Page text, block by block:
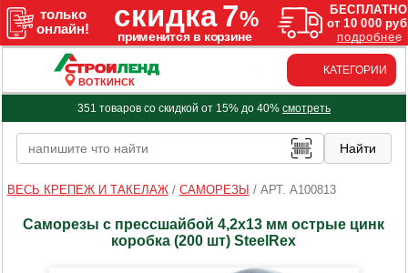
ВОТКИНСК
КАТЕГОРИИ
351 товаров со скидкой от 15% до 40% смотреть
ВЕСЬ КРЕПЕЖ И ТАКЕЛАЖ/ САМОРЕЗЫ / АРТ. A100813
Саморезы с прессшайбой 4,2х13 мм острые цинк
коробка (200 шт) SteelRex